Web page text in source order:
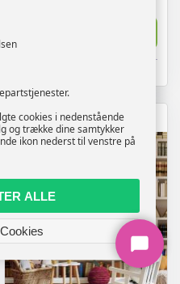
179,-
TILBUD
cookies i nedenstående
og trække dine samtykker
ikon nederst til venstre på
ALLE